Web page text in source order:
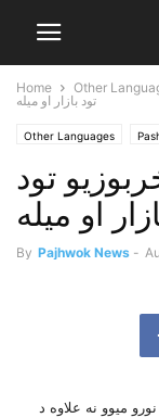
Home Other
تود بازار او ميله
Other Languages
تود
او ميله
By Pajhwok News -
ميوو نه علاوه د